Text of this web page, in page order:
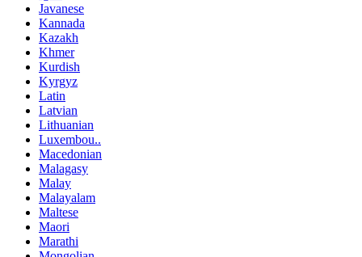
Javanese
Kannada
Kazakh
Khmer
Kurdish
Kyrgyz
Latin
Latvian
Lithuanian
Luxembou..
Macedonian
Malagasy
Malay
Malayalam
Maltese
Maori
Marathi